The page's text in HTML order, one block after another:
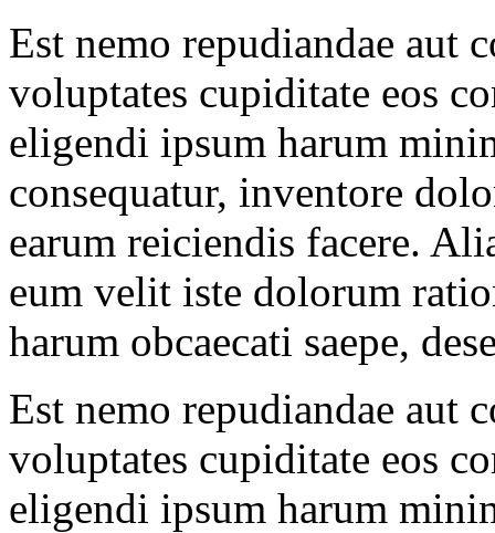
Est nemo repudiandae aut
voluptates cupiditate eos
eligendi ipsum harum
consequatur, inventore
earum reiciendis facere.
eum velit iste dolorum
harum obcaecati saepe,
Est nemo repudiandae aut
voluptates cupiditate eos
eligendi ipsum harum